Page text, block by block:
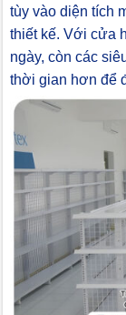
tùy vào diện tích
thiết kế. Với cửa
ngày, còn các
thời gian hơn để